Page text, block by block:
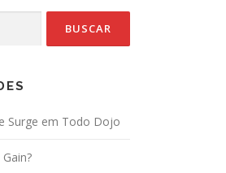
Surge em Todo Dojo